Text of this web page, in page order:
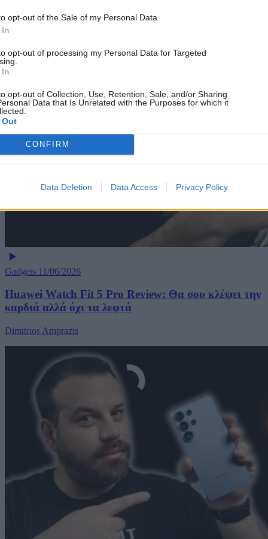
opt-out of the Sale of my Personal Data.
opt-out of processing my Personal Data for Targeted
opt-out of Collection, Use, Retention, Sale, and/or Sharing
Data that Is Unrelated with the Purposes for which it
CONFIRM
Data Deletion Data Access Privacy Policy
Gadgets 11/06/2026
Huawei Watch Fit 5 Pro Review: Θα σου κλέψει την
καρδιά αλλά όχι τα λεφτά
Dimitrios Amprazis